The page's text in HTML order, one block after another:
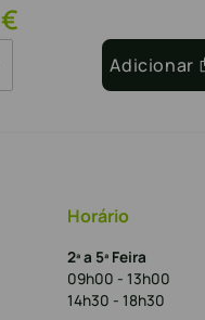
€
Adicionar
Horário
2ª a 5ª Feira
09h00 - 13h00
14h30 - 18h30